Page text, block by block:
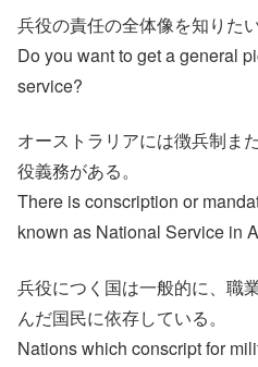
兵役の責任の全体像を知りた
Do you want to get a general
service?
オーストラリアには徴兵制ま
役義務がある。
There is conscription or
known as National Service in
兵役につく国は一般的に、職
んだ国民に依存している。
Nations which conscript for